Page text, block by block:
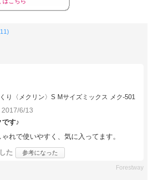
り〈メクリン〉S Mサイズミックス メク-501
2017/6/13
す♪
れで使いやすく、気に入ってます。
た 参考になった
Forestway